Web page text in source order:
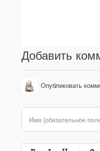
Добавить
Опубликовать
Имя (обязательное